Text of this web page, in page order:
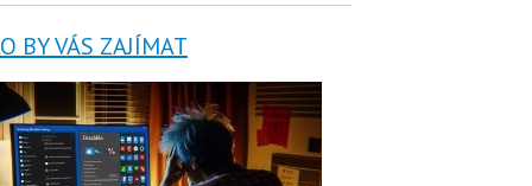
BY VÁS ZAJÍMAT